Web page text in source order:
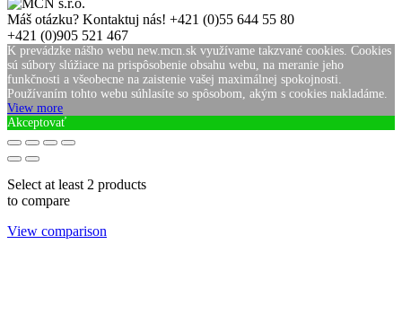
Máš otázku? Kontaktuj nás! +421 (0)55 644 55 80
+421 (0)905 521 467
K prevádzke nášho webu new.mcn.sk využívame takzvané cookies. Cookies
sú súbory slúžiace na prispôsobenie obsahu webu, na meranie jeho
funkčnosti a všeobecne na zaistenie vašej maximálnej spokojnosti.
Používaním tohto webu súhlasíte so spôsobom, akým s cookies nakladáme.
View more
Akceptovať
Select at least 2 products
to compare
View comparison